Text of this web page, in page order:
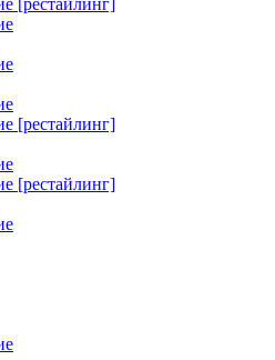
[рестайлинг]
[рестайлинг]
[рестайлинг]